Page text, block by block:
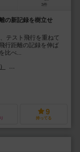
3件
の新記録を樹立せ
テスト飛行を重ねて
行距離の記録を伸ば
比べ...
9
持ってる